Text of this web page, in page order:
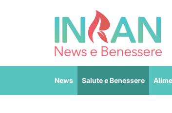
News Salute e Benessere